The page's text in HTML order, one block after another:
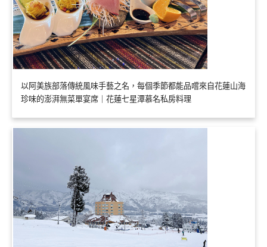
以阿美族部落傳統風味手藝之名，每個季節都能品嚐來自花蓮山海
珍味的澎湃無菜單宴席｜花蓮七星潭慕名私房料理